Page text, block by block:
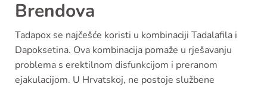
Brendova
Tadapox se najčešće koristi u kombinaciji Tadalafila i
Dapoksetina. Ova kombinacija pomaže u rješavanju
problema s erektilnom disfunkcijom i preranom
ejakulacijom. U Hrvatskoj, ne postoje službene